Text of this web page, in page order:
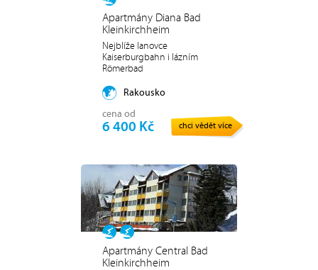
Apartmány Diana Bad
Kleinkirchheim
Nejblíže lanovce
Kaiserburgbahn i lázním
Römerbad
Rakousko
cena od
6 400 Kč chci vědět více
Apartmány Central Bad
Kleinkirchheim